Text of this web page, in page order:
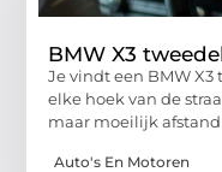
BMW X3
Je vindt een BMW
elke hoek van de
maar moeilijk
Auto's En Motoren